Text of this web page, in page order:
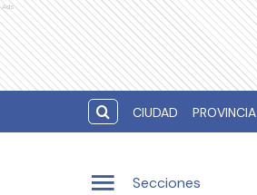
Ads
CIUDAD PROVINCIA
Secciones